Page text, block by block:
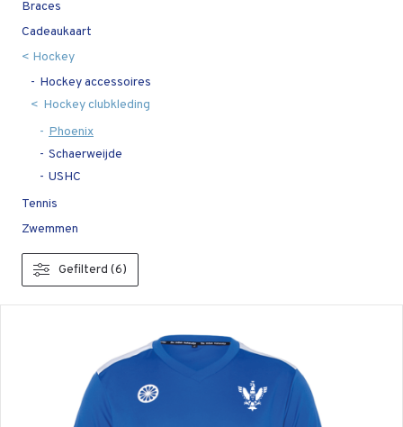
Braces
Cadeaukaart
Hockey
Hockey accessoires
Hockey clubkleding
Phoenix
Schaerweijde
USHC
Tennis
Zwemmen
Gefilterd (6)